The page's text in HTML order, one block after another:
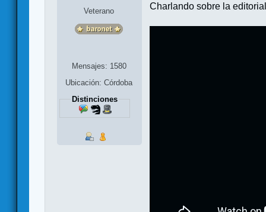
Veterano
Mensajes: 1580
Ubicación: Córdoba
Distinciones
Charlando sobre la